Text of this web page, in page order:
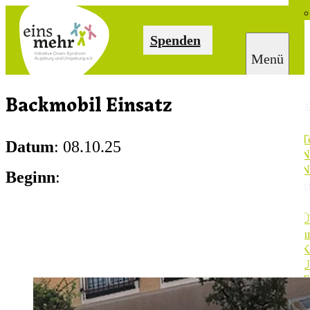
Spenden
Backmobil Einsatz
Datum: 08.10.25
Beginn: